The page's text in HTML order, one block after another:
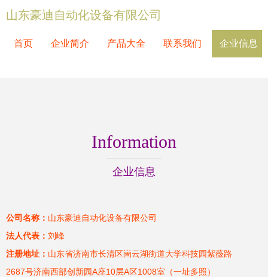
山东豪迪自动化设备有限公司
首页 企业简介 产品大全 联系我们 企业信息
Information
企业信息
公司名称： 山东豪迪自动化设备有限公司
法人代表： 刘峰
注册地址： 山东省济南市长清区崮云湖街道大学科技园紫薇路
2687号济南西部创新园A座10层A区1008室（一址多照）